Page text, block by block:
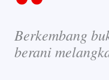
Berkembang
berani